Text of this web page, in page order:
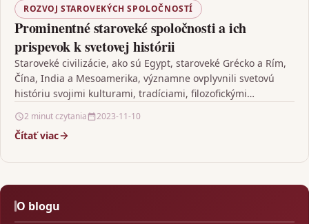
ROZVOJ STAROVEKÝCH SPOLOČNOSTÍ
Prominentné staroveké spoločnosti a ich
prispevok k svetovej histórii
Staroveké civilizácie, ako sú Egypt, staroveké Grécko a Rím,
Čína, India a Mesoamerika, významne ovplyvnili svetovú
históriu svojimi kulturami, tradíciami, filozofickými
2 minut czytania 2023-11-10
Čítať viac
O blogu